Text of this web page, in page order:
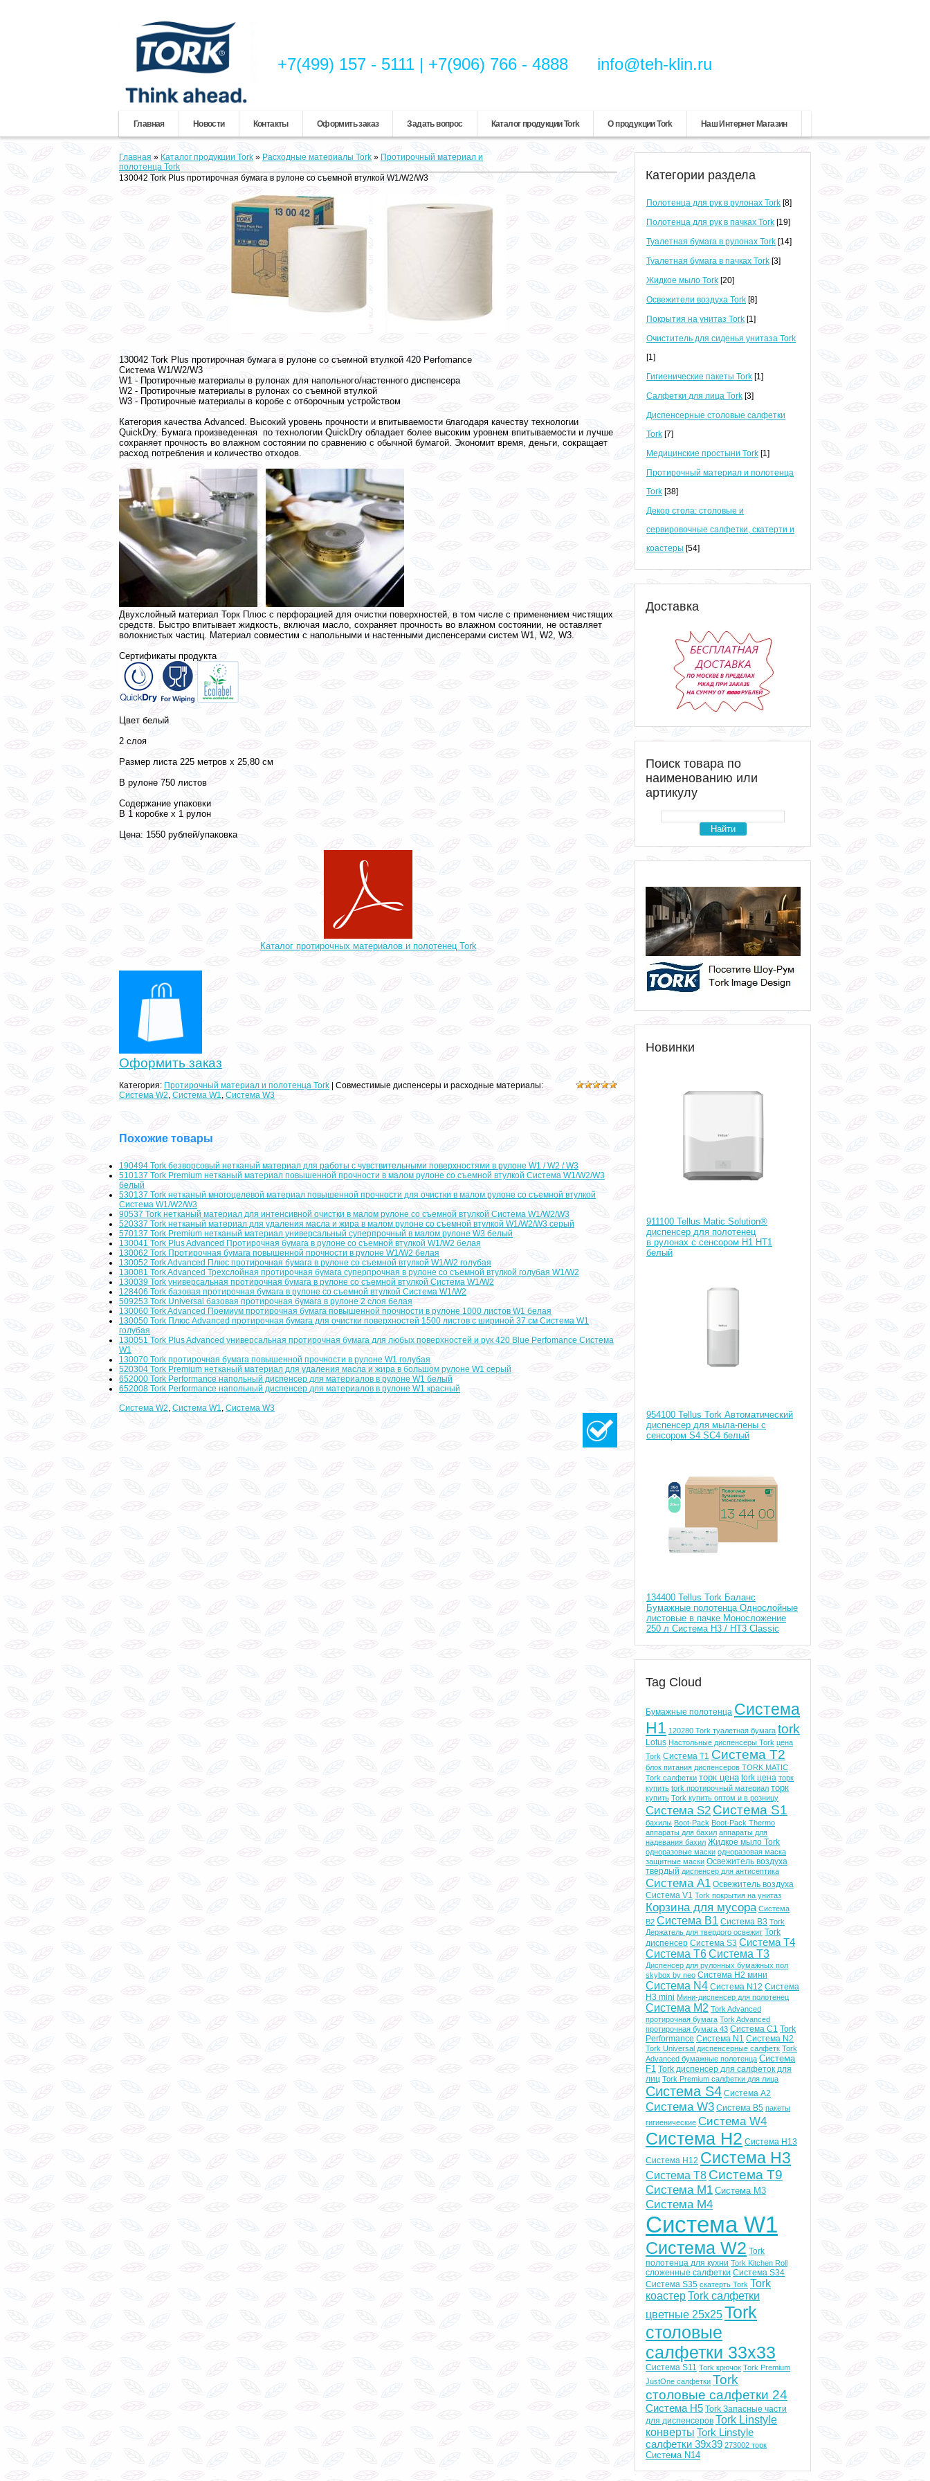
+7(499) 157 - 5111 | +7(906) 766 - 4888 info@teh-klin.ru
Главная Новости Контакты Оформить заказ Задать вопрос Каталог продукции Tork О продукции Tork Наш Интернет Магазин
Главная » Каталог продукции Tork » Расходные материалы Tork » Протирочный материал и
полотенца Tork
130042 Tork Plus протирочная бумага в рулоне со съемной втулкой W1/W2/W3
130042 Tork Plus протирочная бумага в рулоне со съемной втулкой 420 Perfomance
Система W1/W2/W3
W1 - Протирочные материалы в рулонах для напольного/настенного диспенсера
W2 - Протирочные материалы в рулонах со съемной втулкой
W3 - Протирочные материалы в коробе с отборочным устройством
Категория качества Advanced. Высокий уровень прочности и впитываемости благодаря качеству технологии
QuickDry. Бумага произведенная по технологии QuickDry обладает более высоким уровнем впитываемости и лучше
сохраняет прочность во влажном состоянии по сравнению с обычной бумагой. Экономит время, деньги, сокращает
расход потребления и количество отходов.
Двухслойный материал Торк Плюс с перфорацией для очистки поверхностей, в том числе с применением чистящих
средств. Быстро впитывает жидкость, включая масло, сохраняет прочность во влажном состоянии, не оставляет
волокнистых частиц. Материал совместим с напольными и настенными диспенсерами систем W1, W2, W3.
Сертификаты продукта
Цвет белый
2 слоя
Размер листа 225 метров х 25,80 см
В рулоне 750 листов
Содержание упаковки
В 1 коробке х 1 рулон
Цена: 1550 рублей/упаковка
Каталог протирочных материалов и полотенец Tork
Оформить заказ
Категория: Протирочный материал и полотенца Tork | Совместимые диспенсеры и расходные материалы:
Система W2, Система W1, Система W3
Похожие товары
190494 Tork безворсовый нетканый материал для работы с чувствительными поверхностями в рулоне W1 / W2 / W3
510137 Tork Premium нетканый материал повышенной прочности в малом рулоне со съемной втулкой Система W1/W2/W3
белый
530137 Tork нетканый многоцелевой материал повышенной прочности для очистки в малом рулоне со съемной втулкой
Система W1/W2/W3
90537 Tork нетканый материал для интенсивной очистки в малом рулоне со съемной втулкой Система W1/W2/W3
520337 Tork нетканый материал для удаления масла и жира в малом рулоне со съемной втулкой W1/W2/W3 серый
570137 Tork Premium нетканый материал универсальный суперпрочный в малом рулоне W3 белый
130041 Tork Plus Advanced Протирочная бумага в рулоне со съемной втулкой W1/W2 белая
130062 Tork Протирочная бумага повышенной прочности в рулоне W1/W2 белая
130052 Tork Advanced Плюс протирочная бумага в рулоне со съемной втулкой W1/W2 голубая
130081 Tork Advanced Трехслойная протирочная бумага суперпрочная в рулоне со съемной втулкой голубая W1/W2
130039 Tork универсальная протирочная бумага в рулоне со съемной втулкой Система W1/W2
128406 Tork базовая протирочная бумага в рулоне со съемной втулкой Система W1/W2
509253 Tork Universal базовая протирочная бумага в рулоне 2 слоя белая
130060 Tork Advanced Премиум протирочная бумага повышенной прочности в рулоне 1000 листов W1 белая
130050 Tork Плюс Advanced протирочная бумага для очистки поверхностей 1500 листов с шириной 37 см Система W1
голубая
130051 Tork Plus Advanced универсальная протирочная бумага для любых поверхностей и рук 420 Blue Perfomance Система
W1
130070 Tork протирочная бумага повышенной прочности в рулоне W1 голубая
520304 Tork Premium нетканый материал для удаления масла и жира в большом рулоне W1 серый
652000 Tork Performance напольный диспенсер для материалов в рулоне W1 белый
652008 Tork Performance напольный диспенсер для материалов в рулоне W1 красный
Система W2, Система W1, Система W3
Категории раздела
Полотенца для рук в рулонах Tork [8]
Полотенца для рук в пачках Tork [19]
Туалетная бумага в рулонах Tork [14]
Туалетная бумага в пачках Tork [3]
Жидкое мыло Tork [20]
Освежители воздуха Tork [8]
Покрытия на унитаз Tork [1]
Очиститель для сиденья унитаза Tork
[1]
Гигиенические пакеты Tork [1]
Салфетки для лица Tork [3]
Диспенсерные столовые салфетки
Tork [7]
Медицинские простыни Tork [1]
Протирочный материал и полотенца
Tork [38]
Декор стола: столовые и
сервировочные салфетки, скатерти и
коастеры [54]
Доставка
Поиск товара по
наименованию или
артикулу
Новинки
911100 Tellus Matic Solution®
диспенсер для полотенец
в рулонах с сенсором H1 HT1
белый
954100 Tellus Tork Автоматический
диспенсер для мыла-пены с
сенсором S4 SC4 белый
134400 Tellus Tork Баланс
Бумажные полотенца Однослойные
листовые в пачке Моносложение
250 л Система H3 / HT3 Classic
Tag Cloud
Бумажные полотенца Система
H1 120280 Tork туалетная бумага tork
Lotus Настольные диспенсеры Tork цена
Tork Система T1 Система T2
блок питания диспенсеров TORK MATIC
Tork cалфетки торк цена tork цена торк
купить tork протирочный материал торк
купить Tork купить оптом и в розницу
Система S2 Система S1
бахилы Boot-Pack Boot-Pack Thermo
аппараты для бахил аппараты для
надевания бахил Жидкое мыло Tork
одноразовые маски одноразовая маска
защитные маски Освежитель воздуха
твердый диспенсер для антисептика
Система A1 Освежитель воздуха
Система V1 Tork покрытия на унитаз
Корзина для мусора Система
B2 Система B1 Система B3 Tork
Держатель для твердого освежит Tork
диспенсер Система S3 Система T4
Система T6Система Т3
Диспенсер для рулонных бумажных пол
skybox by neo Система Н2 мини
Система N4 Система N12 Система
H3 mini Мини-диспенсер для полотенец
Система M2 Tork Advanced
протирочная бумага Tork Advanced
протирочная бумага 43 Система C1 Tork
Performance Система N1 Система N2
Tork Universal диспенсерные салфетк Tork
Advanced бумажные полотенца Система
F1 Tork диспенсер для салфеток для
лиц Tork Premium салфетки для лица
Система S4 Система А2
Система W3 Система B5 пакеты
гигиенические Система W4
Система Н2 Система H13
Система H12 Система H3
Система T8 Система T9
Система M1 Система M3
Система M4
Система W1
Система W2 Tork
полотенца для кухни Tork Kitchen Roll
сложенные салфетки Система S34
Система S35 скатерть Tork Tork
коастерTork салфетки
цветные 25x25Tork
столовые
салфетки 33х33
Система S11 Tork крючок Tork Premium
JustOne салфетки Tork
столовые салфетки 24
Система H5 Tork Запасные части
для диспенсеров Tork Linstyle
конверты Tork Linstyle
салфетки 39х39 273002 торк
Система N14